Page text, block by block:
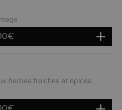
€
herbes fraiches et épices